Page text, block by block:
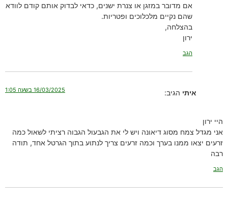
אם מדובר במזגן או צנרת ישנים, כדאי לבדוק אותם קודם לוודא
שהם נקיים מלכלוכים ופטריות.
בהצלחה,
ירון
הגב
איתי הגיב: 16/03/2025 בשעה 1:05
היי ירון
אני מגדל צמח מסוג דיאונה ויש לי את הגבעול הגבוה רציתי לשאול כמה
זרעים יצאו ממנו בערך וכמה זרעים צריך לנתוע בתוך הגרטל אחד, תודה
רבה
הגב